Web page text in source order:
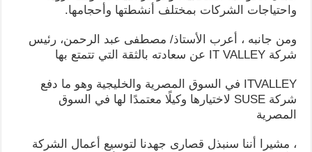
واحتياجات الشركات بمختلف أنشطتها وأحجامها.
ومن جانبه ، أعرب الأستاذ/ مصطفى عبد الرحمن، رئيس
شركة IT VALLEY عن سعادته بالثقة التي تتمتع بها
ITVALLEY في السوق المصرية والخليجية وهو ما دفع
شركة SUSE لاختيارها وكيلًا معتمدًا لها في السوق
المصرية
، مشيرا أننا سنبذل قصارى جهدنا لتوسيع أعمال الشركة